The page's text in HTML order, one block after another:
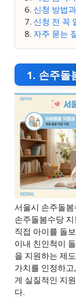
신청 방법
신청 전 꼭
자주 묻는
1. 손주돌
서울시 손주돌
손주돌봄수당
직접 아이를 돌
이내 친인척이
을 지원하는 제
가치를 인정하
게 실질적인 지
다.